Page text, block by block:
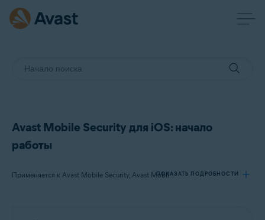
Avast Mobile Security для iOS: начало
работы
Применяется к Avast Mobile Security, Avast Mobile Security Premium, Avast Mobile Security Ultimate
ПОКАЗАТЬ ПОДРОБНОСТИ